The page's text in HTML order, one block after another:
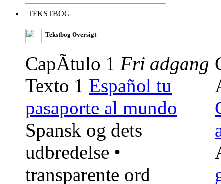
TEKSTBOG
Tekstbog Oversigt
CapÃ­tulo 1 Fri adgang
Texto 1 Español tu
pasaporte al mundo
Spansk og dets
udbredelse •
transparente ord